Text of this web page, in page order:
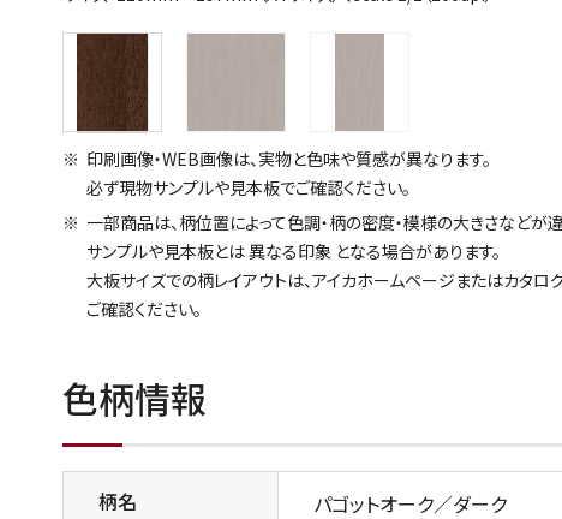
印刷画像・WEB画像は、実物と色味や質感が異なります。
必ず現物サンプルや見本板でご確認ください。
一部商品は、柄位置によって色調・柄の密度・模様の大きさなどが違
サンプルや見本板とは 異なる印象 となる場合があります。
大板サイズでの柄レイアウトは、アイカホームページまたはカタロ
ご確認ください。
色柄情報
柄名 パゴットオーク／ダーク